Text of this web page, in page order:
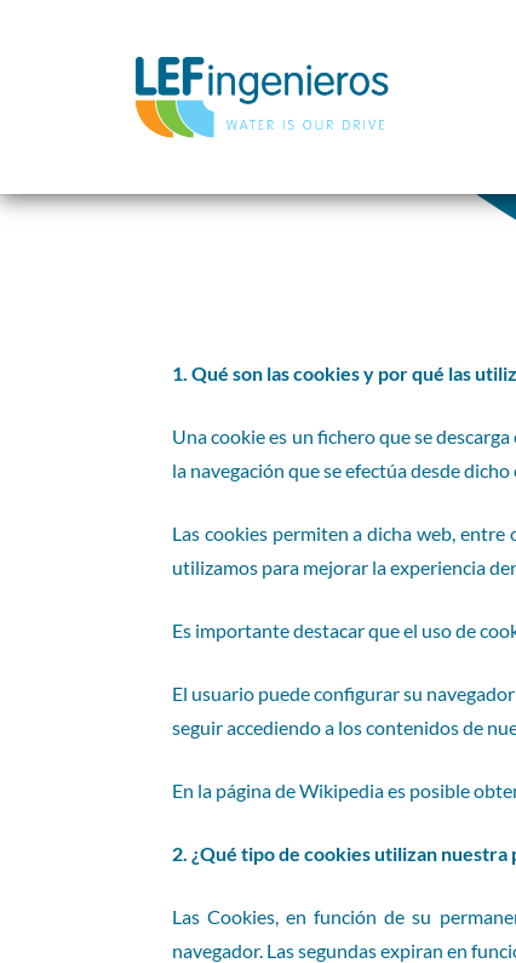
1. Qué son las cookies y por qué las
Una cookie es un fichero que se
la navegación que se efectúa desde
Las cookies permiten a dicha web,
utilizamos para mejorar la experiencia
Es importante destacar que el uso de
El usuario puede configurar su
seguir accediendo a los contenidos de
En la página de Wikipedia es posible
2. ¿Qué tipo de cookies utilizan nuestra
Las Cookies, en función de su
navegador. Las segundas expiran en